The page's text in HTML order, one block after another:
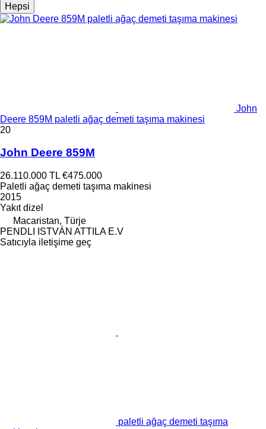
Hepsi
John
Deere 859M paletli ağaç demeti taşıma makinesi
20
John Deere 859M
26.110.000 TL €475.000
Paletli ağaç demeti taşıma makinesi
2015
Yakıt dizel
Macaristan, Türje
PENDLI ISTVÁN ATTILA E.V
Satıcıyla iletişime geç
paletli ağaç demeti taşıma